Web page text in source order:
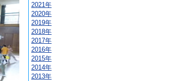
2021年
2020年
2019年
2018年
2017年
2016年
2015年
2014年
2013年